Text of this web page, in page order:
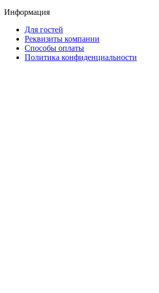
Информация
Для гостей
Реквизиты компании
Способы оплаты
Политика конфиденциальности